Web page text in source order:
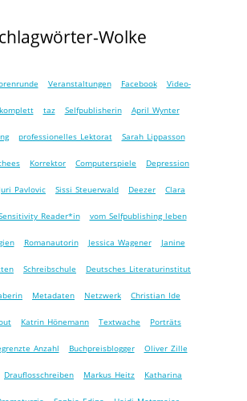
Wolke
Veranstaltungen Facebook Video-
komplett taz Selfpublisherin April Wynter
professionelles Lektorat Sarah Lippasson
Korrektor Computerspiele Depression
Juri Pavlovic Sissi Steuerwald Deezer Clara
Reader*in vom Selfpublishing leben
Romanautorin Jessica Wagener Janine
Schreibschule Deutsches Literaturinstitut
Metadaten Netzwerk Christian Ide
Katrin Hönemann Textwache Porträts
Anzahl Buchpreisblogger Oliver Zille
Drauflosschreiben Markus Heitz Katharina